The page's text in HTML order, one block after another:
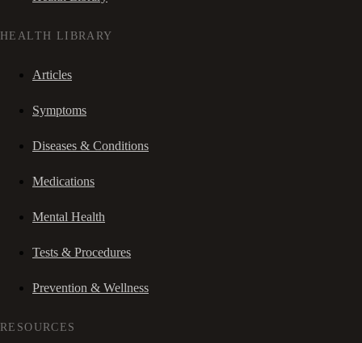
HEALTH LIBRARY
Articles
Symptoms
Diseases & Conditions
Medications
Mental Health
Tests & Procedures
Prevention & Wellness
RESOURCES